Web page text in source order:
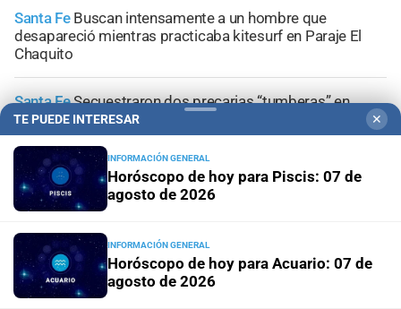
Santa Fe Buscan intensamente a un hombre que
desapareció mientras practicaba kitesurf en Paraje El
Chaquito
Santa FeSecuestraron dos precarias “tumberas” en
distintos operativos
Investigación en curso "No hubo violencia, tuve un brote":
Candela Arizaga amplió su declaración y desligó a
Facundo Moyano
TE PUEDE INTERESAR ✕
INFORMACIÓN GENERAL
Horóscopo de hoy para Piscis: 07 de
agosto de 2026
INFORMACIÓN GENERAL
Horóscopo de hoy para Acuario: 07 de
agosto de 2026